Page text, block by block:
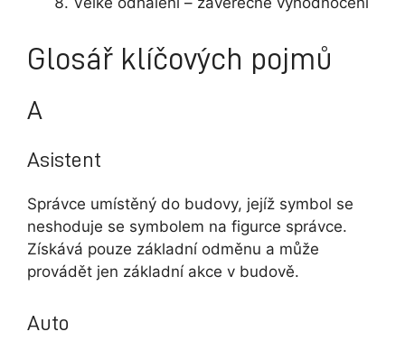
Glosář klíčových pojmů
A
Asistent
Správce umístěný do budovy, jejíž symbol se
neshoduje se symbolem na figurce správce.
Získává pouze základní odměnu a může
provádět jen základní akce v budově.
Auto